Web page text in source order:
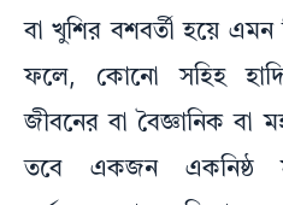
বা খুশির বশবর্তী হয়ে
ফলে, কোনো সহিহ
জীবনের বা বৈজ্ঞানিক বা
তবে একজন একনিষ্ঠ